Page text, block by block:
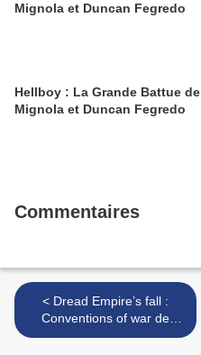
Mignola et Duncan Fegredo
Hellboy : La Grande Battue
Mignola et Duncan Fegredo
Commentaires
< Dread Empire’s fall :
Conventions of war de
Walter Jon Williams